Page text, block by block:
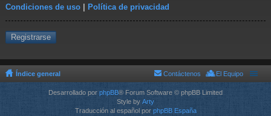
Condiciones de uso | Política de privacidad
Registrarse
Índice general El Equipo
Contáctenos
Desarrollado por phpBB® Forum Software © phpBB Limited
Style by Arty
Traducción al español por phpBB España